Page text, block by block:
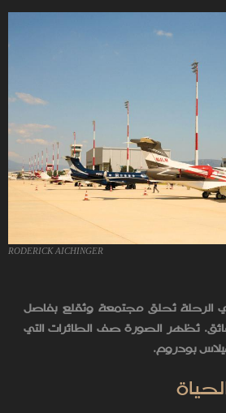
RODERICK AICHINGER
الرحلة تُحلق مجتمعة وتُقلع بفاصل
يبلغ نحو 10 دقائق. تُظهر الصورة صف الطائرات التي
بودروم.